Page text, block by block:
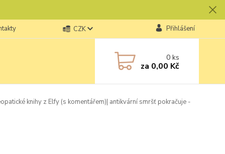
CZK Přihlášení
0ks
za 0,00 Kč
knihy z Elfy (s komentářem)| antikvární smršť pokračuje -